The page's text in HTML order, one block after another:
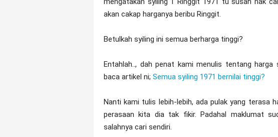
akan cakap harganya beribu Ringgit.
Betulkah syiling ini semua berharga tinggi?
Entahlah.., dah penat kami menulis tentang
baca artikel ni; Semua syiling 1971 bernilai tinggi?
Nanti kami tulis lebih-lebih, ada pulak yang terasa
perasaan kita dia tak fikir. Padahal maklumat
salahnya cari sendiri.